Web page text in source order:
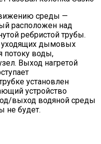
среды —
расположен над
ребристой трубы.
уходящих дымовых
потоку воды,
Выход нагретой
установлен
устройство
выход водяной среды
не будет.